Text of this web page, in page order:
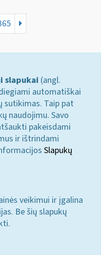
slapukai (angl.
automatiškai
sutikimas. Taip pat
naudojimu. Savo
pakeisdami
ir ištrindami
Slapukų
veikimui ir įgalina
Be šių slapukų